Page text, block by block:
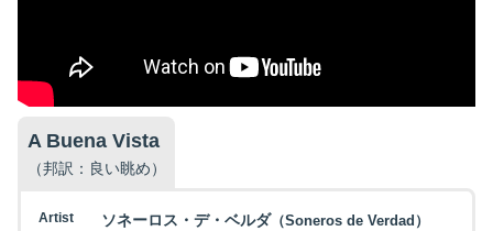
A Buena Vista
（邦訳：良い眺め）
Artist ソネーロス・デ・ベルダ（Soneros de Verdad）